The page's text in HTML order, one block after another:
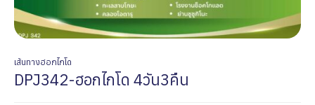
เส้นทางฮอกไกโด
DPJ342-ฮอกไกโด 4วัน3คืน